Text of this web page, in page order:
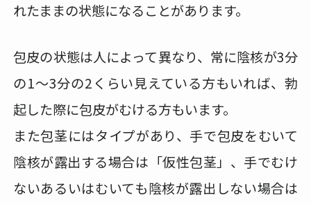
れたままの状態になることがあります。
包皮の状態は人によって異なり、常に陰核が3分
の1〜3分の2くらい見えている方もいれば、勃
起した際に包皮がむける方もいます。
また包茎にはタイプがあり、手で包皮をむいて
陰核が露出する場合は「仮性包茎」、手でむけ
ないあるいはむいても陰核が露出しない場合は